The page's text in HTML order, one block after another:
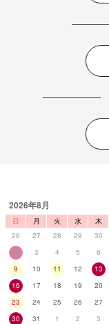
2026年8月
日 月 火 水 木
26
27 28 29 30
2
3 4 5 6
9
10 11 12 13
16
17 18 19 20
23
24 25 26 27
30
31 1 2 3